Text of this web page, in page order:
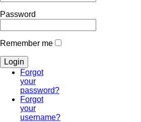
Password
Remember me
Forgot
your
password?
Forgot
your
username?